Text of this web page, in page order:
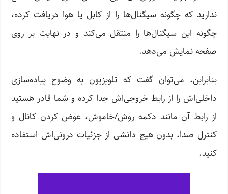
ندارید که چگونه سیگنال‌ها را از کابل یا هوا دریافت کرده،
چگونه این سیگنال‌ها را منتقل می‌کند و در نهایت بر روی
صفحه نمایش می‌دهد.
بنابراین، می‌توان گفت که تلویزیون به وضوح پیاده‌سازی
داخلی‌اش را از رابط خروجی‌اش جدا کرده و شما قادر هستید
از رابط آن مانند دکمه روش/خاموش، عوض کردن کانال و
کنترل صدا، بدون هیچ دانشی از جزئیات درونی‌اش استفاده
کنید.